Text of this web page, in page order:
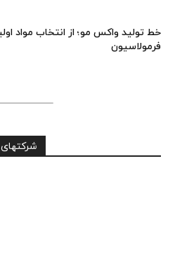
خط تولید واکس مو؛ از انتخاب مواد
فرمولاسیون